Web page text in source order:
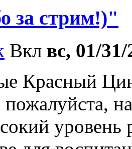
за стрим!)"
Вкл вс, 01/
Красный
уровень